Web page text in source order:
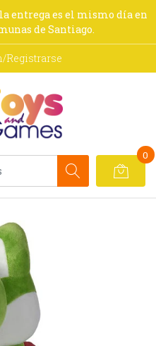
entrega es el mismo día en
de Santiago.
Registrarse
0